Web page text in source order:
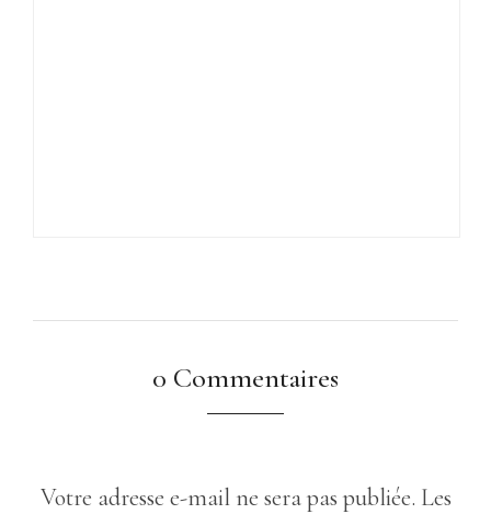
0 Commentaires
Votre adresse e-mail ne sera pas publiée. Les